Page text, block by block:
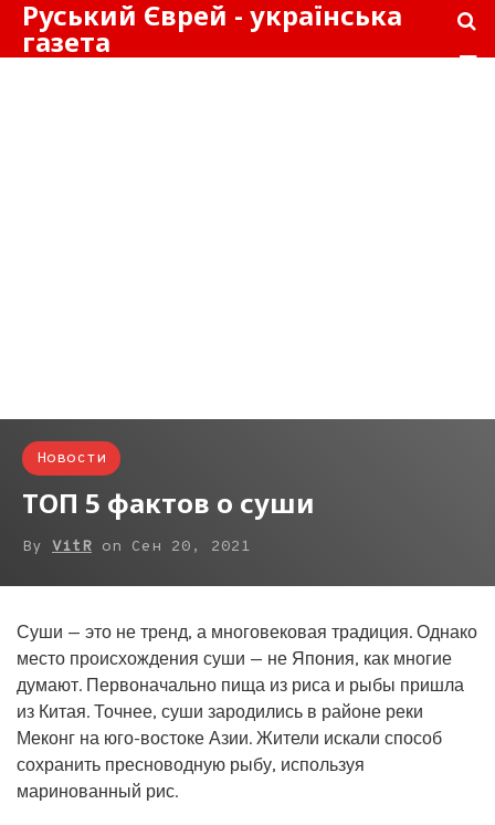
Руський Єврей - українська
газета
Новости
ТОП 5 фактов о суши
By VitR on Сен 20, 2021
Суши — это не тренд, а многовековая традиция. Однако
место происхождения суши — не Япония, как многие
думают. Первоначально пища из риса и рыбы пришла
из Китая. Точнее, суши зародились в районе реки
Меконг на юго-востоке Азии. Жители искали способ
сохранить пресноводную рыбу, используя
маринованный рис.